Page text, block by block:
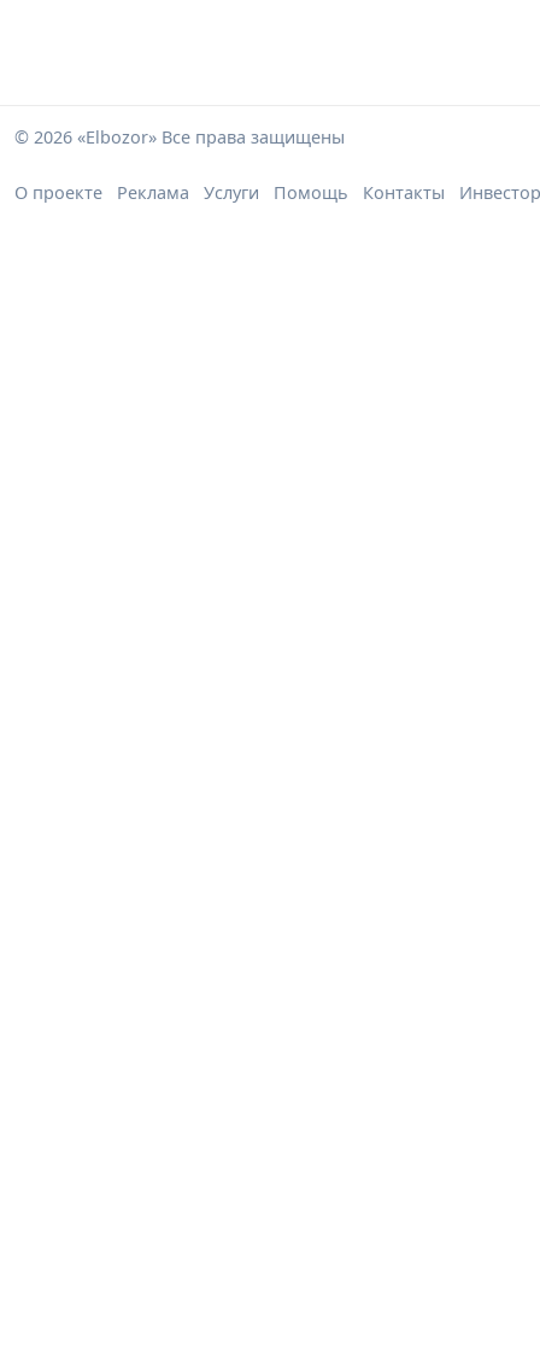
© 2026 «Elbozor» Все права защищены
О проекте Реклама Услуги Помощь Контакты